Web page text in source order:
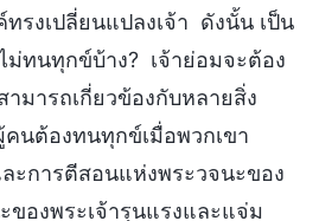
ทรงเปลี่ยนแปลงเจ้า ดังนั้น เป็น
ม่ทนทุกข์บ้าง? เจ้าย่อมจะต้อง
ารถเกี่ยวข้องกับหลายสิ่ง
นต้องทนทุกข์เมื่อพวกเขา
ะการตีสอนแห่งพระวจนะของ
ของพระเจ้ารุนแรงและแจ่ม